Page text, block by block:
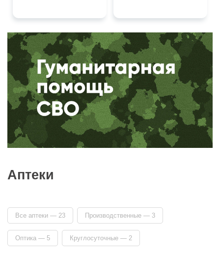
Аптеки
Все аптеки — 23 Производственные — 3
Оптика — 5 Круглосуточные — 2